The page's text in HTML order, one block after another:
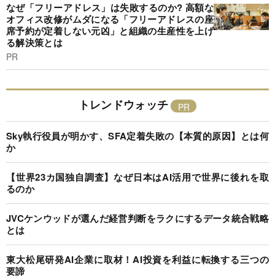
なぜ「フリーアドレス」は失敗するのか? 高額な
オフィス改修がムダになる「フリーアドレスの座
席予約が定着しない元凶」と組織の生産性を上げ
る解決策とは
PR
トレンドウォッチ
Sky執行役員が明かす、SFA定着失敗の【本質的原因】とは何
か
【世界23カ国独自調査】なぜ日本はAI活用で世界に後れを取
るのか
JVCケンウッドが選んだ経営判断をラクにするデータ統合戦略
とは
東大松尾研発AI企業に取材！AI投資を利益に転換する三つの
要諦